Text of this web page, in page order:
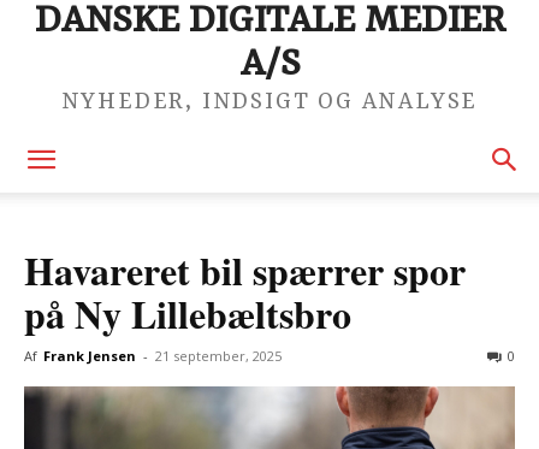
DANSKE DIGITALE MEDIER
A/S
NYHEDER, INDSIGT OG ANALYSE
Havareret bil spærrer spor
på Ny Lillebæltsbro
Af Frank Jensen - 21 september, 2025 0